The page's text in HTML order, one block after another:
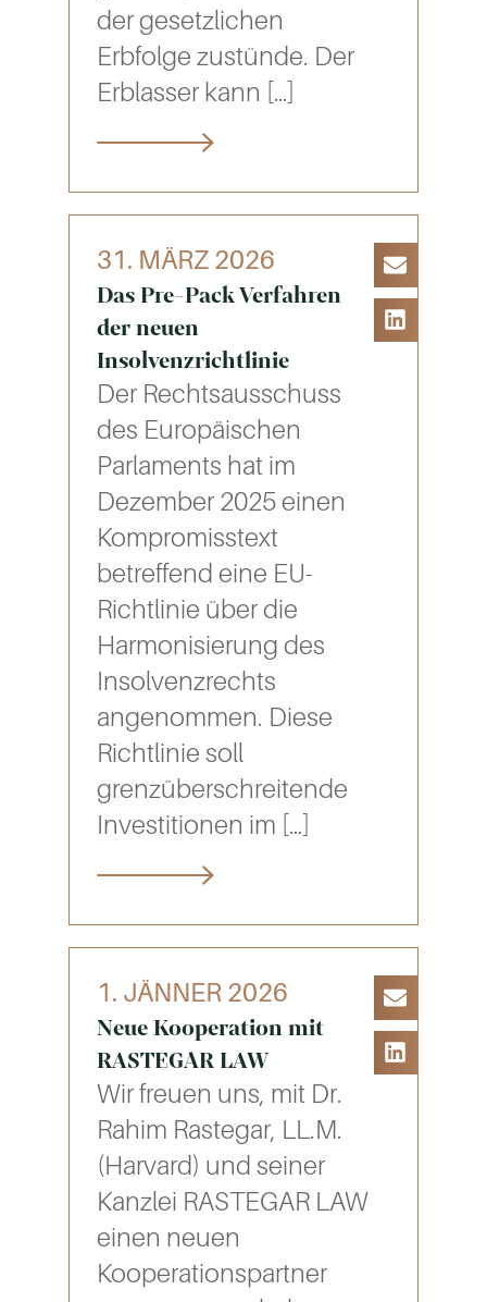
der gesetzlichen
Erbfolge zustünde. Der
Erblasser kann […]
31. MÄRZ 2026
Das Pre-Pack Verfahren
der neuen
Insolvenzrichtlinie
Der Rechtsausschuss
des Europäischen
Parlaments hat im
Dezember 2025 einen
Kompromisstext
betreffend eine EU-
Richtlinie über die
Harmonisierung des
Insolvenzrechts
angenommen. Diese
Richtlinie soll
grenzüberschreitende
Investitionen im […]
1. JÄNNER 2026
Neue Kooperation mit
RASTEGAR LAW
Wir freuen uns, mit Dr.
Rahim Rastegar, LL.M.
(Harvard) und seiner
Kanzlei RASTEGAR LAW
einen neuen
Kooperationspartner